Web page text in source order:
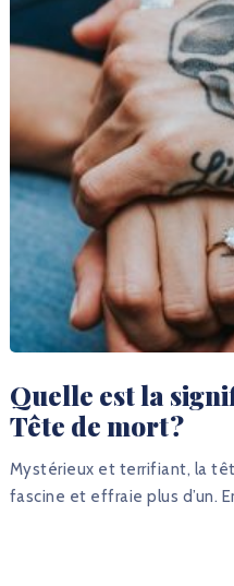
Quelle est la
Tête de mort ?
Mystérieux et terrifiant, la
fascine et effraie plus d’un.